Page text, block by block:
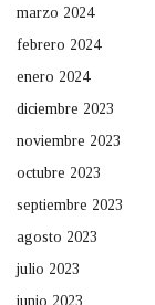
marzo 2024
febrero 2024
enero 2024
diciembre 2023
noviembre 2023
octubre 2023
septiembre 2023
agosto 2023
julio 2023
junio 2023